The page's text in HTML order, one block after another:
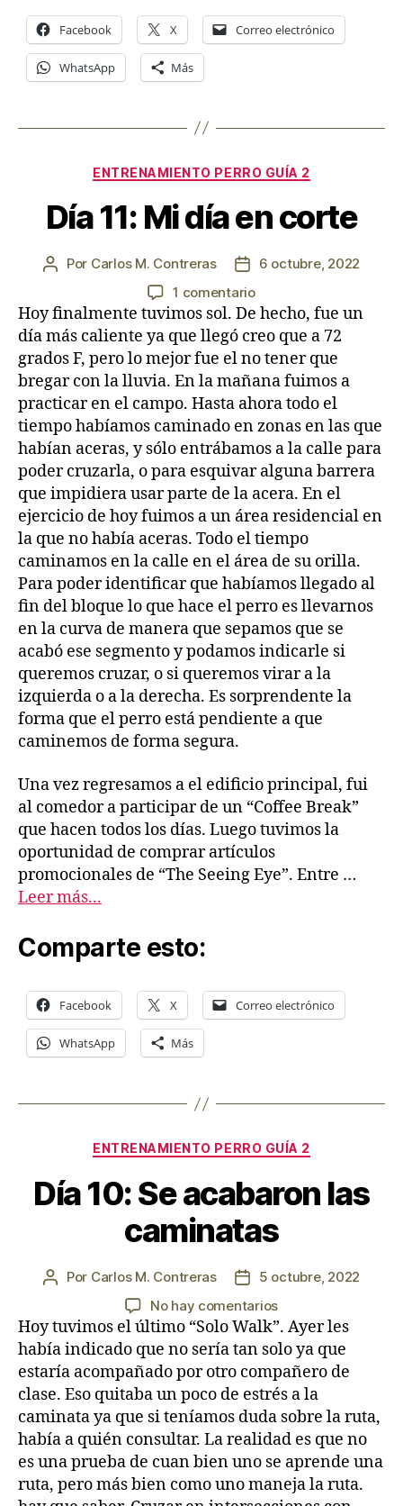
Facebook X Correo electrónico
WhatsApp Más
Categorías
ENTRENAMIENTO PERRO GUÍA 2
Día 11: Mi día en corte
Autor
la
entrada
Por Carlos M. Contreras
Fecha
de
la
entrada
6 octubre, 2022
1 comentarioen
Día
11:
Mi
en
corte
Hoy finalmente tuvimos sol. De hecho, fue un
día más caliente ya que llegó creo que a 72
grados F, pero lo mejor fue el no tener que
bregar con la lluvia. En la mañana fuimos a
practicar en el campo. Hasta ahora todo el
tiempo habíamos caminado en zonas en las que
habían aceras, y sólo entrábamos a la calle para
poder cruzarla, o para esquivar alguna barrera
que impidiera usar parte de la acera. En el
ejercicio de hoy fuimos a un área residencial en
la que no había aceras. Todo el tiempo
caminamos en la calle en el área de su orilla.
Para poder identificar que habíamos llegado al
fin del bloque lo que hace el perro es llevarnos
en la curva de manera que sepamos que se
acabó ese segmento y podamos indicarle si
queremos cruzar, o si queremos virar a la
izquierda o a la derecha. Es sorprendente la
forma que el perro está pendiente a que
caminemos de forma segura.
Una vez regresamos a el edificio principal, fui
al comedor a participar de un “Coffee Break”
que hacen todos los días. Luego tuvimos la
oportunidad de comprar artículos
promocionales de “The Seeing Eye”. Entre …
Leer más...
Comparte esto:
Facebook X Correo electrónico
WhatsApp Más
Categorías
ENTRENAMIENTO PERRO GUÍA 2
Día 10: Se acabaron las
caminatas
Autor
entrada
Por Carlos M. Contreras
Fecha
la
entrada
5 octubre, 2022
No hay comentariosen
Día
10:
Se
acabaron
las
caminatas
Hoy tuvimos el último “Solo Walk”. Ayer les
había indicado que no sería tan solo ya que
estaría acompañado por otro compañero de
clase. Eso quitaba un poco de estrés a la
caminata ya que si teníamos duda sobre la ruta,
había a quién consultar. La realidad es que no
es una prueba de cuan bien uno se aprende una
ruta, pero más bien como uno maneja la ruta.